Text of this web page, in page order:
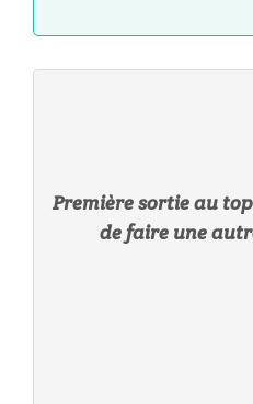
Première sortie au
de faire une